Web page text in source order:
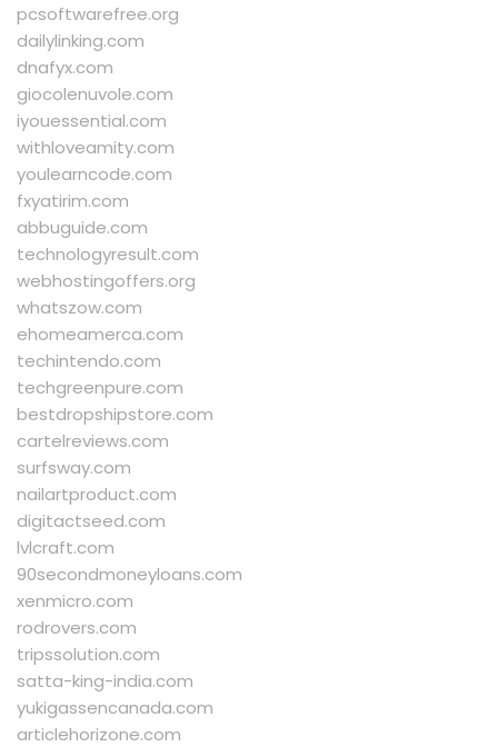
pcsoftwarefree.org
dailylinking.com
dnafyx.com
giocolenuvole.com
iyouessential.com
withloveamity.com
youlearncode.com
fxyatirim.com
abbuguide.com
technologyresult.com
webhostingoffers.org
whatszow.com
ehomeamerca.com
techintendo.com
techgreenpure.com
bestdropshipstore.com
cartelreviews.com
surfsway.com
nailartproduct.com
digitactseed.com
lvlcraft.com
90secondmoneyloans.com
xenmicro.com
rodrovers.com
tripssolution.com
satta-king-india.com
yukigassencanada.com
articlehorizone.com